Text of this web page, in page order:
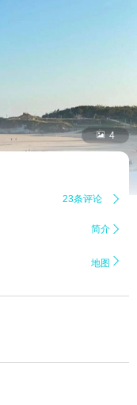
 4
23条评论 
简介 
地图 